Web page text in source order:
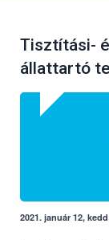
Tisztítási-
állattartó
2021. január 12, kedd